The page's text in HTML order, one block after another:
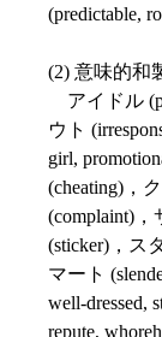
(predictable,
(2) 意味的和
アイドル
ウト
girl,
(cheating)，
(complaint)，
(sticker)，ス
マート
well-dressed,
repute,